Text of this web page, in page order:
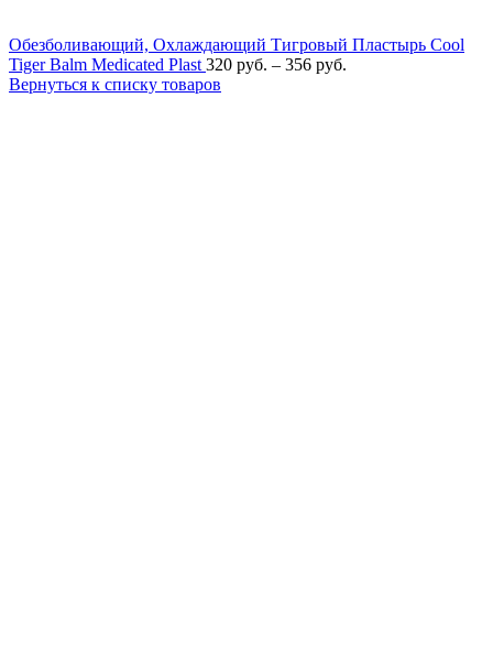
Обезболивающий, Охлаждающий Тигровый Пластырь Cool
Tiger Balm Medicated Plast 320 руб. – 356 руб.
Вернуться к списку товаров